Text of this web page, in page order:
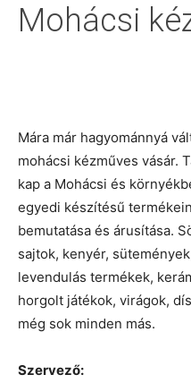
Mohácsi
Mára már hagyománnyá
mohácsi kézműves vásár.
kap a Mohácsi és
egyedi készítésű
bemutatása és árusítása.
sajtok, kenyér,
levendulás termékek,
horgolt játékok, virágok,
még sok minden más.
Szervező: